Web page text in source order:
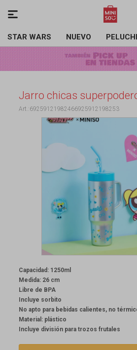
STAR WARS NUEVO

Jarro chicas
69259121982466925912198253
Capacidad: 1250ml
Medida: 26 cm
Libre de BPA
Incluye sorbito
No apto para bebidas calientes, no
Material: plástico
Incluye división para trozos frutales